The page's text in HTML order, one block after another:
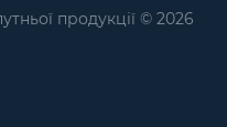
продукції © 2026